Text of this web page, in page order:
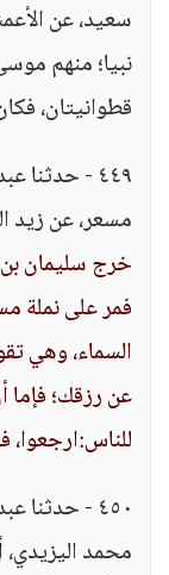
سعيد، عن
نبيا؛ منهم
قطوانيتان،
٤٤٩ -
مسعر، عن زيد
خرج سليمان بن
فمر على نملة
السماء، وهي
عن رزقك؛ فإما
٤٥٠ -
محمد اليزيدي،